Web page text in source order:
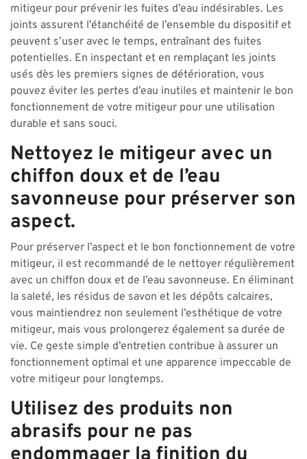
mitigeur pour prévenir les fuites d’eau indésirables. Les
joints assurent l’étanchéité de l’ensemble du dispositif et
peuvent s’user avec le temps, entraînant des fuites
potentielles. En inspectant et en remplaçant les joints
usés dès les premiers signes de détérioration, vous
pouvez éviter les pertes d’eau inutiles et maintenir le bon
fonctionnement de votre mitigeur pour une utilisation
durable et sans souci.
Nettoyez le mitigeur avec un
chiffon doux et de l’eau
savonneuse pour préserver son
aspect.
Pour préserver l’aspect et le bon fonctionnement de votre
mitigeur, il est recommandé de le nettoyer régulièrement
avec un chiffon doux et de l’eau savonneuse. En éliminant
la saleté, les résidus de savon et les dépôts calcaires,
vous maintiendrez non seulement l’esthétique de votre
mitigeur, mais vous prolongerez également sa durée de
vie. Ce geste simple d’entretien contribue à assurer un
fonctionnement optimal et une apparence impeccable de
votre mitigeur pour longtemps.
Utilisez des produits non
abrasifs pour ne pas